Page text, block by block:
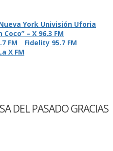
Coco” – X 96.3 FM
Fidelity 95.7 FM
X FM
DEL PASADO GRACIAS